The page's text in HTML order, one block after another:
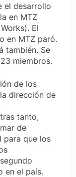
el desarrollo
en MTZ
El
en MTZ paró.
también. Se
miembros.
de los
dirección de
tanto,
de
para que los
en el país.